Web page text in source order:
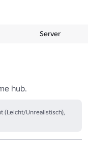
Server
(Leicht/Unrealistisch),